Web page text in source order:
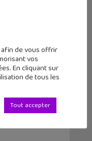
For
de la
de vous offrir
vos
En cliquant sur
de tous les
Tout accepter